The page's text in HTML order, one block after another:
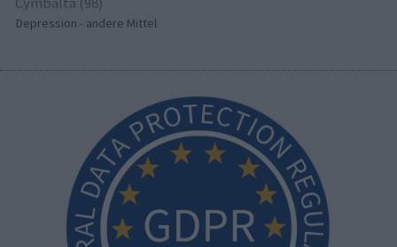
Depression - andere Mittel